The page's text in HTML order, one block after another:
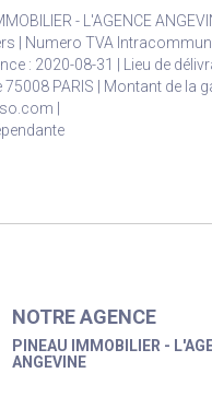
- L'AGENCE
| Numero TVA
: 2020-08-31 | Lieu de
PARIS | Montant de
NOTRE AGENCE
PINEAU IMMOBILIER -
ANGEVINE